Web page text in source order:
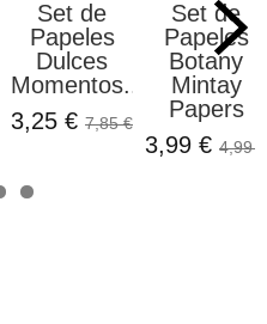
Set de
Papeles
Dulces
Momentos...
3,25 € 7,85 €
Set de
Papeles
Botany
Mintay
Papers
3,99 € 4,99 €